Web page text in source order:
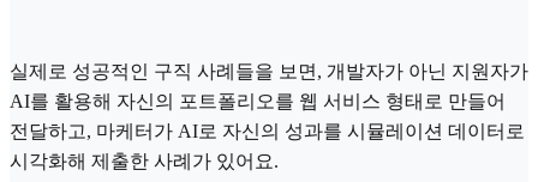
실제로 성공적인 구직 사례들을 보면, 개발자가 아닌 지원자가
AI를 활용해 자신의 포트폴리오를 웹 서비스 형태로 만들어
전달하고, 마케터가 AI로 자신의 성과를 시뮬레이션 데이터로
시각화해 제출한 사례가 있어요.